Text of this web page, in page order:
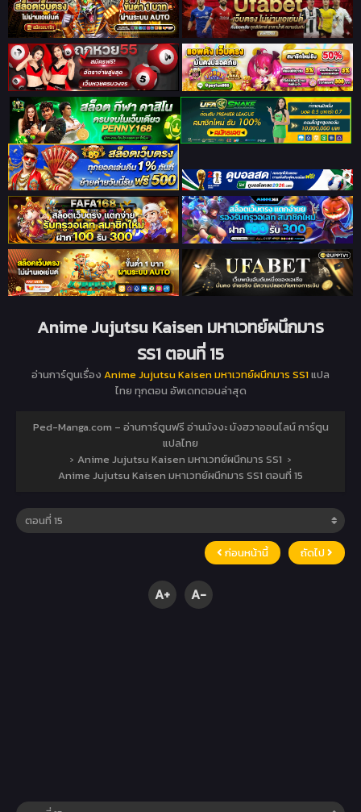
Anime Jujutsu Kaisen มหาเวทย์ผนึกมาร
SS1 ตอนที่ 15
อ่านการ์ตูนเรื่อง Anime Jujutsu Kaisen มหาเวทย์ผนึกมาร SS1แปล
ไทย ทุกตอน อัพเดทตอนล่าสุด
Ped-Manga.com – อ่านการ์ตูนฟรี อ่านมังงะ มังฮวาออนไลน์ การ์ตูน
แปลไทย
› Anime Jujutsu Kaisen มหาเวทย์ผนึกมาร SS1 ›
Anime Jujutsu Kaisen มหาเวทย์ผนึกมาร SS1 ตอนที่ 15
ก่อนหน้านี้ ถัดไป
A+ A-